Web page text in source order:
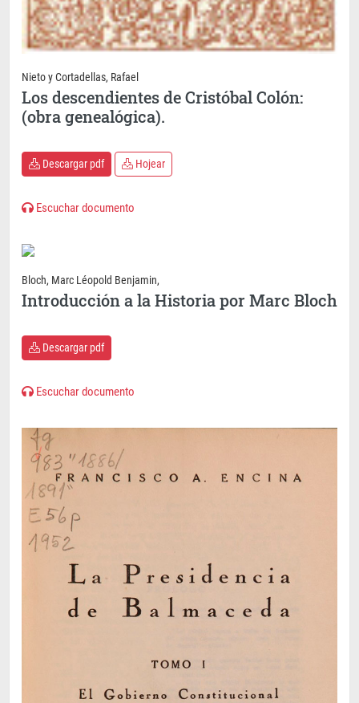
Nieto y Cortadellas, Rafael
Los descendientes de Cristóbal Colón:
(obra genealógica).
Descargar pdf Hojear
Escuchar documento
Bloch, Marc Léopold Benjamin,
Introducción a la Historia por Marc Bloch
Descargar pdf
Escuchar documento